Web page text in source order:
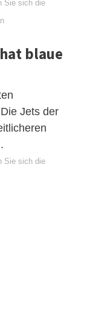
Sie sich die
blaue
Jets der
Sie sich die